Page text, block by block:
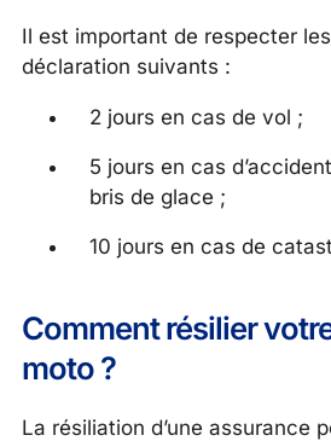
Il est important de respecter
déclaration suivants :
2 jours en cas de vol ;
5 jours en cas
bris de glace ;
10 jours en cas de
Comment résilier
moto ?
La résiliation d’une assurance